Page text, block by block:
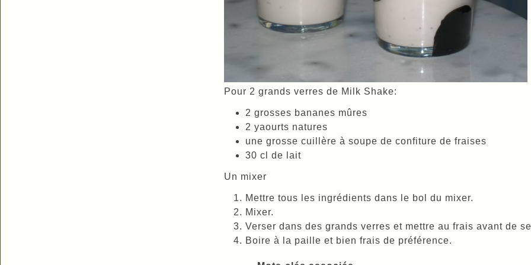
Pour 2 grands verres de Milk Shake:
2 grosses bananes mûres
2 yaourts natures
une grosse cuillère à soupe de confiture de fraises
30 cl de lait
Un mixer
Mettre tous les ingrédients dans le bol du mixer.
Mixer.
Verser dans des grands verres et mettre au frais avant de
Boire à la paille et bien frais de préférence.